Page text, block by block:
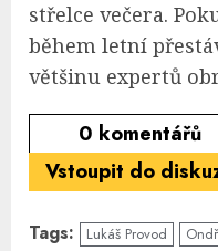
střelce večera.
během letní
většinu expertů
0 komentářů
Vstoupit do
Tags: Lukáš Provod